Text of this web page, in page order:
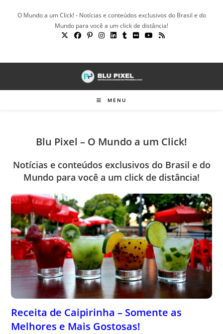
O Mundo a um Click! - Notícias e conteúdos exclusivos do Brasil e do
Mundo para você a um click de distância!
MENU
Blu Pixel – O Mundo a um Click!
Notícias e conteúdos exclusivos do Brasil e do
Mundo para você a um click de distância!
Receita de Caipirinha – Somente as
Melhores e Mais Gostosas!